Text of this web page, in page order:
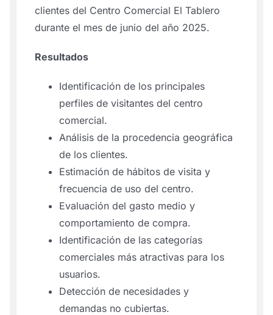
clientes del Centro Comercial El Tablero
durante el mes de junio del año 2025.
Resultados
Identificación de los principales
perfiles de visitantes del centro
comercial.
Análisis de la procedencia geográfica
de los clientes.
Estimación de hábitos de visita y
frecuencia de uso del centro.
Evaluación del gasto medio y
comportamiento de compra.
Identificación de las categorías
comerciales más atractivas para los
usuarios.
Detección de necesidades y
demandas no cubiertas.